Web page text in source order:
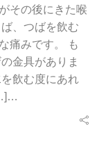
その後にきた喉
、つばを飲む
痛みです。 も
金具がありま
飲む度にあれ